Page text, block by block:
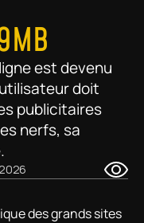
est devenu
doit
publicitaires
nerfs, sa
des grands sites